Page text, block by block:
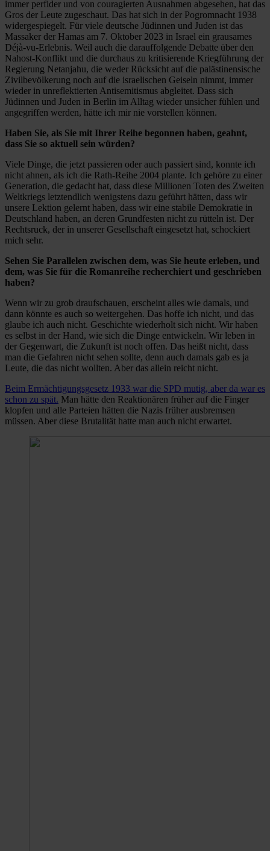
immer perfider und von couragierten Ausnahmen abgesehen, hat das
Gros der Leute zugeschaut. Das hat sich in der Pogromnacht 1938
widergespiegelt. Für viele deutsche Jüdinnen und Juden ist das
Massaker der Hamas am 7. Oktober 2023 in Israel ein grausames
Déjà-vu-Erlebnis. Weil auch die darauffolgende Debatte über den
Nahost-Konflikt und die durchaus zu kritisierende Kriegführung der
Regierung Netanjahu, die weder Rücksicht auf die palästinensische
Zivilbevölkerung noch auf die israelischen Geiseln nimmt, immer
wieder in unreflektierten Antisemitismus abgleitet. Dass sich
Jüdinnen und Juden in Berlin im Alltag wieder unsicher fühlen und
angegriffen werden, hätte ich mir nie vorstellen können.
Haben Sie, als Sie mit Ihrer Reihe begonnen haben, geahnt,
dass Sie so aktuell sein würden?
Viele Dinge, die jetzt passieren oder auch passiert sind, konnte ich
nicht ahnen, als ich die Rath-Reihe 2004 plante. Ich gehöre zu einer
Generation, die gedacht hat, dass diese Millionen Toten des Zweiten
Weltkriegs letztendlich wenigstens dazu geführt hätten, dass wir
unsere Lektion gelernt haben, dass wir eine stabile Demokratie in
Deutschland haben, an deren Grundfesten nicht zu rütteln ist. Der
Rechtsruck, der in unserer Gesellschaft eingesetzt hat, schockiert
mich sehr.
Sehen Sie Parallelen zwischen dem, was Sie heute erleben, und
dem, was Sie für die Romanreihe recherchiert und geschrieben
haben?
Wenn wir zu grob draufschauen, erscheint alles wie damals, und
dann könnte es auch so weitergehen. Das hoffe ich nicht, und das
glaube ich auch nicht. Geschichte wiederholt sich nicht. Wir haben
es selbst in der Hand, wie sich die Dinge entwickeln. Wir leben in
der Gegenwart, die Zukunft ist noch offen. Das heißt nicht, dass
man die Gefahren nicht sehen sollte, denn auch damals gab es ja
Leute, die das nicht wollten. Aber das allein reicht nicht.
Beim Ermächtigungsgesetz 1933 war die SPD mutig, aber da war es
schon zu spät. Man hätte den Reaktionären früher auf die Finger
klopfen und alle Parteien hätten die Nazis früher ausbremsen
müssen. Aber diese Brutalität hatte man auch nicht erwartet.